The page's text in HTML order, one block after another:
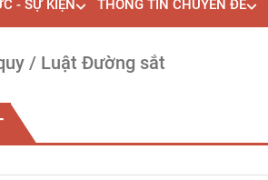
- SỰ KIỆN THÔNG TIN CHUYÊN ĐỀ
/ Luật Đường sắt